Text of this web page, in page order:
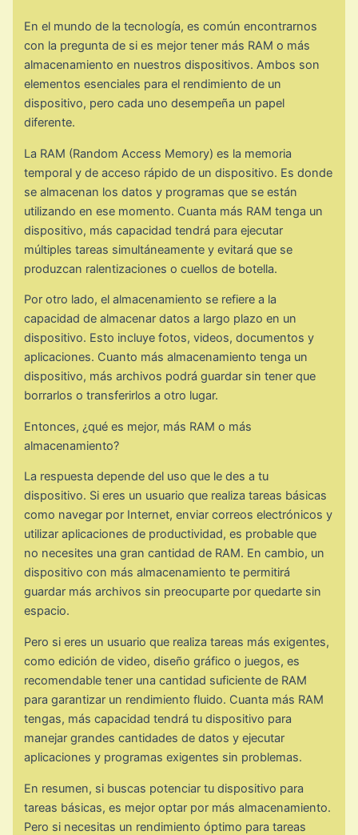
En el mundo de la tecnología, es común encontrarnos
con la pregunta de si es mejor tener más RAM o más
almacenamiento en nuestros dispositivos. Ambos son
elementos esenciales para el rendimiento de un
dispositivo, pero cada uno desempeña un papel
diferente.
La RAM (Random Access Memory) es la memoria
temporal y de acceso rápido de un dispositivo. Es donde
se almacenan los datos y programas que se están
utilizando en ese momento. Cuanta más RAM tenga un
dispositivo, más capacidad tendrá para ejecutar
múltiples tareas simultáneamente y evitará que se
produzcan ralentizaciones o cuellos de botella.
Por otro lado, el almacenamiento se refiere a la
capacidad de almacenar datos a largo plazo en un
dispositivo. Esto incluye fotos, videos, documentos y
aplicaciones. Cuanto más almacenamiento tenga un
dispositivo, más archivos podrá guardar sin tener que
borrarlos o transferirlos a otro lugar.
Entonces, ¿qué es mejor, más RAM o más
almacenamiento?
La respuesta depende del uso que le des a tu
dispositivo. Si eres un usuario que realiza tareas básicas
como navegar por Internet, enviar correos electrónicos y
utilizar aplicaciones de productividad, es probable que
no necesites una gran cantidad de RAM. En cambio, un
dispositivo con más almacenamiento te permitirá
guardar más archivos sin preocuparte por quedarte sin
espacio.
Pero si eres un usuario que realiza tareas más exigentes,
como edición de video, diseño gráfico o juegos, es
recomendable tener una cantidad suficiente de RAM
para garantizar un rendimiento fluido. Cuanta más RAM
tengas, más capacidad tendrá tu dispositivo para
manejar grandes cantidades de datos y ejecutar
aplicaciones y programas exigentes sin problemas.
En resumen, si buscas potenciar tu dispositivo para
tareas básicas, es mejor optar por más almacenamiento.
Pero si necesitas un rendimiento óptimo para tareas